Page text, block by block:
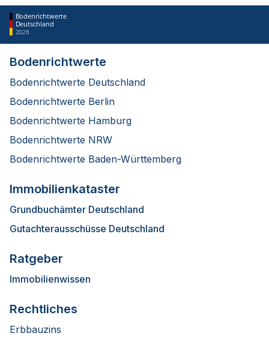
Bodenrichtwerte
Deutschland
2026
Bodenrichtwerte
Bodenrichtwerte Deutschland
Bodenrichtwerte Berlin
Bodenrichtwerte Hamburg
Bodenrichtwerte NRW
Bodenrichtwerte Baden-Württemberg
Immobilienkataster
Grundbuchämter Deutschland
Gutachterausschüsse Deutschland
Ratgeber
Immobilienwissen
Rechtliches
Erbbauzins